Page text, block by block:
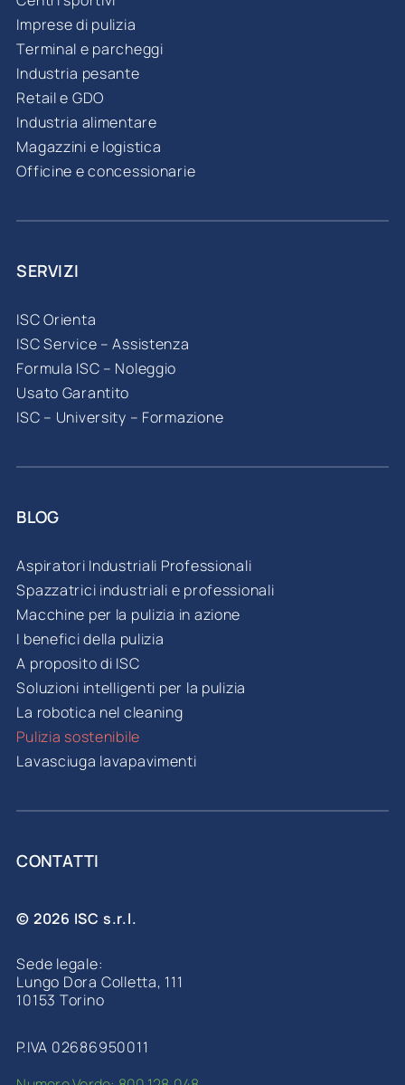
Imprese di pulizia
Terminal e parcheggi
Industria pesante
Retail e GDO
Industria alimentare
Magazzini e logistica
Officine e concessionarie
SERVIZI
ISC Orienta
ISC Service – Assistenza
Formula ISC – Noleggio
Usato Garantito
ISC – University – Formazione
BLOG
Aspiratori Industriali Professionali
Spazzatrici industriali e professionali
Macchine per la pulizia in azione
I benefici della pulizia
A proposito di ISC
Soluzioni intelligenti per la pulizia
La robotica nel cleaning
Pulizia sostenibile
Lavasciuga lavapavimenti
CONTATTI
© 2026 ISC s.r.l.
Sede legale:
Lungo Dora Colletta, 111
10153 Torino
P.IVA 02686950011